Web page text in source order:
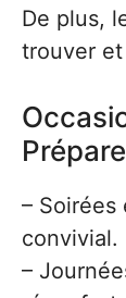
De plus,
trouver et
– Soirées
convivial.
–